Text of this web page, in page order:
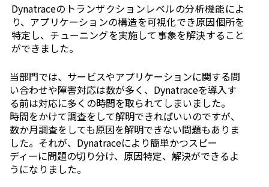
Dynatraceのトランザクションレベルの分析機能によ
り、アプリケーションの構造を可視化でき原因個所を
特定し、チューニングを実施して事象を解決すること
ができました。
当部門では、サービスやアプリケーションに関する問
い合わせや障害対応は数が多く、Dynatraceを導入す
る前は対応に多くの時間を取られてしまいました。
時間をかけて調査をして解明できればいいのですが、
数か月調査をしても原因を解明できない問題もありま
した。それが、Dynatraceにより簡単かつスピー
ディーに問題の切り分け、原因特定、解決ができるよ
うになりました。